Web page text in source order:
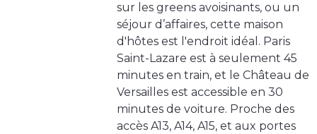
sur les greens avoisinants, ou un
séjour d’affaires, cette maison
d'hôtes est l'endroit idéal. Paris
Saint-Lazare est à seulement 45
minutes en train, et le Château de
Versailles est accessible en 30
minutes de voiture. Proche des
accès A13, A14, A15, et aux portes